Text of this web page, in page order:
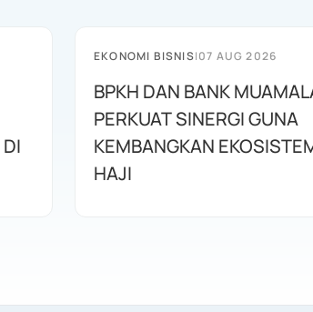
EKONOMI BISNIS|07 AUG 2026
BPKH DAN BANK
PERKUAT SINERGI GUNA
KEMBANGKAN
HAJI